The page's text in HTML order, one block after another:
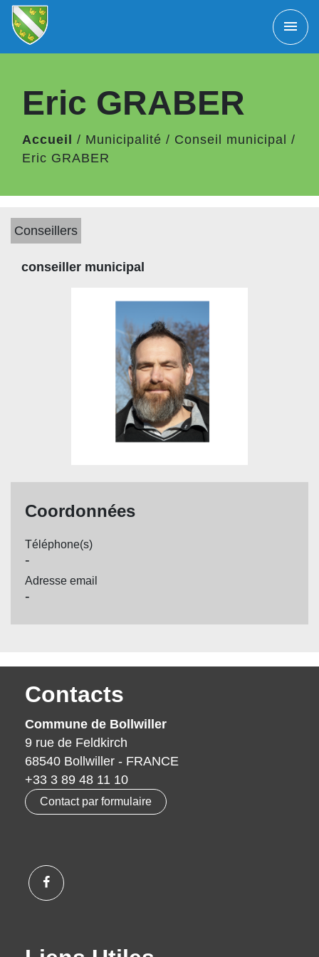
menu
Eric GRABER
Accueil / Municipalité / Conseil municipal /
Eric GRABER
Conseillers
conseiller municipal
Coordonnées
Téléphone(s)
-
Adresse email
-
Contacts
Commune de Bollwiller
9 rue de Feldkirch
68540 Bollwiller - FRANCE
+33 3 89 48 11 10
Contact par formulaire